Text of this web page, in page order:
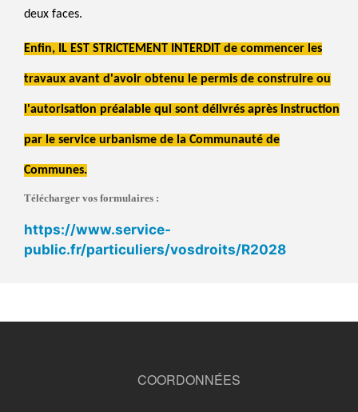
deux faces.
Enfin, IL EST STRICTEMENT INTERDIT de commencer les
travaux avant d'avoir obtenu le permis de construire ou
l'autorisation préalable qui sont délivrés après instruction
par le service urbanisme de la Communauté de
Communes.
Télécharger vos formulaires :
https://www.service-
public.fr/particuliers/vosdroits/R2028
transversaux
COORDONNÉES